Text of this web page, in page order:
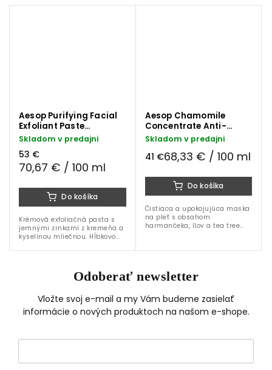
Aesop Purifying Facial
Exfoliant Paste
peelingová pleťová
pasta 75 ml
Skladom v predajni
53 €
70,67 € / 100 ml
Do košíka
Krémová exfoliačná pasta s
jemnými zrnkami z kremeňa a
kyselinou mliečnou. Hĺbkovo
odumreté bunky a zanecháva
Aesop Chamomile
Concentrate Anti-
Blemish Masque
pleťová maska 60 ml
Skladom v predajni
41 €68,33 € / 100 ml
Do košíka
Čistiaca a upokojujúca maska
na pleť s obsahom
harmančeka, ílov a tea tree
zmiernenie zápalov. Ideálna
Odoberať newsletter
Vložte svoj e-mail a my Vám budeme zasielať
informácie o nových produktoch na našom e-shope.